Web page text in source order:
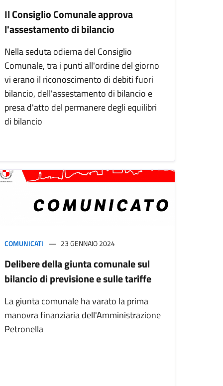
Il Consiglio Comunale approva
l'assestamento di bilancio
Nella seduta odierna del Consiglio
Comunale, tra i punti all'ordine del giorno
vi erano il riconoscimento di debiti fuori
bilancio, dell'assestamento di bilancio e
presa d'atto del permanere degli equilibri
di bilancio
COMUNICATI 23 GENNAIO 2024
Delibere della giunta comunale sul
bilancio di previsione e sulle tariffe
La giunta comunale ha varato la prima
manovra finanziaria dell'Amministrazione
Petronella